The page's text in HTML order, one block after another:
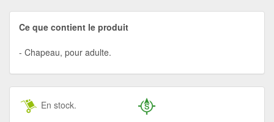
Ce que contient le produit
Chapeau, pour adulte.
En stock.